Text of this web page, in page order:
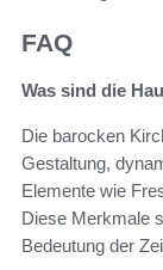
FAQ
Was sind die
Die barocken
Gestaltung,
Elemente wie
Diese Merkmale
Bedeutung der